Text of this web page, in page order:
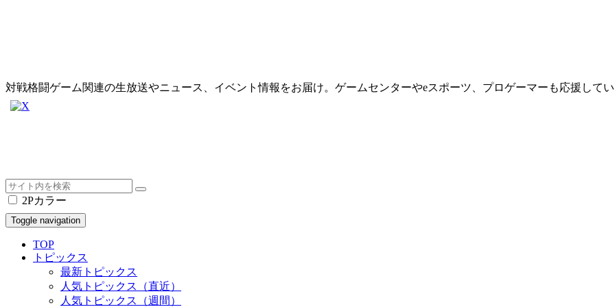
対戦格闘ゲーム関連の生放送やニュース、イベント情報をお届け。ゲームセンターやeスポーツ、プロゲーマーも応援して
2Pカラー
Toggle navigation
TOP
トピックス
最新トピックス
人気トピックス（直近）
人気トピックス（週間）